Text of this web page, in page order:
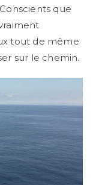
que
tout de même
sur le chemin.